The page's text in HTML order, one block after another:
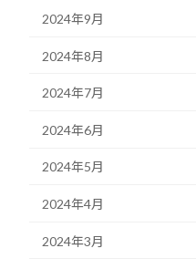
2024年9月
2024年8月
2024年7月
2024年6月
2024年5月
2024年4月
2024年3月